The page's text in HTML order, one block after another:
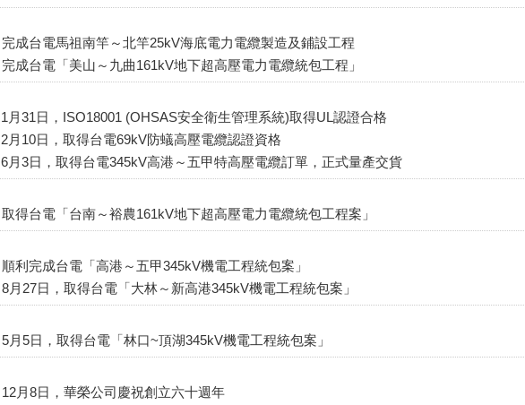
完成台電馬祖南竿～北竿25kV海底電力電纜製造及鋪設工程
完成台電「美山～九曲161kV地下超高壓電力電纜統包工程」
1月31日，ISO18001 (OHSAS安全衛生管理系統)取得UL認證合格
2月10日，取得台電69kV防蟻高壓電纜認證資格
6月3日，取得台電345kV高港～五甲特高壓電纜訂單，正式量產交貨
取得台電「台南～裕農161kV地下超高壓電力電纜統包工程案」
順利完成台電「高港～五甲345kV機電工程統包案」
8月27日，取得台電「大林～新高港345kV機電工程統包案」
5月5日，取得台電「林口~頂湖345kV機電工程統包案」
12月8日，華榮公司慶祝創立六十週年